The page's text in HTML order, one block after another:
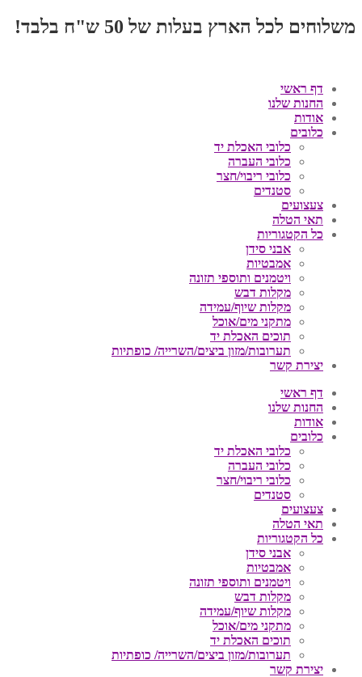
משלוחים לכל הארץ בעלות של 50 ש"ח בלבד!
דף ראשי
החנות שלנו
אודות
כלובים
כלובי האכלת יד
כלובי העברה
כלובי ריבוי/חצר
סטנדים
צעצועים
תאי הטלה
כל הקטגוריות
אבני סידן
אמבטיות
ויטמנים ותוספי תזונה
מקלות דבש
מקלות שיוף/עמידה
מתקני מים/אוכל
תוכים האכלת יד
תערובות/מזון ביצים/השרייה/ כופתיות
יצירת קשר
דף ראשי
החנות שלנו
אודות
כלובים
כלובי האכלת יד
כלובי העברה
כלובי ריבוי/חצר
סטנדים
צעצועים
תאי הטלה
כל הקטגוריות
אבני סידן
אמבטיות
ויטמנים ותוספי תזונה
מקלות דבש
מקלות שיוף/עמידה
מתקני מים/אוכל
תוכים האכלת יד
תערובות/מזון ביצים/השרייה/ כופתיות
יצירת קשר